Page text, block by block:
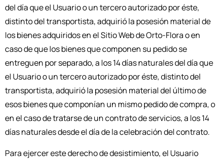
del día que el Usuario o un tercero autorizado por éste,
distinto del transportista, adquirió la posesión material de
los bienes adquiridos en el Sitio Web de Orto-Flora o en
caso de que los bienes que componen su pedido se
entreguen por separado, a los 14 días naturales del día que
el Usuario o un tercero autorizado por éste, distinto del
transportista, adquirió la posesión material del último de
esos bienes que componían un mismo pedido de compra, o
en el caso de tratarse de un contrato de servicios, a los 14
días naturales desde el día de la celebración del contrato.
Para ejercer este derecho de desistimiento, el Usuario